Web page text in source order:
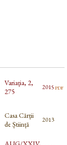
Variația, 2,
275
2015pdf
Casa Cărții
de Știință
2013